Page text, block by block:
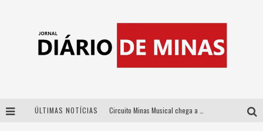
ÚLTIMAS NOTÍCIAS